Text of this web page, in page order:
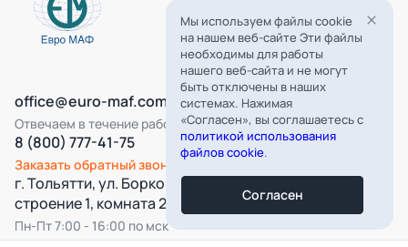
Все категории
office@euro-maf.com
Отвечаем в течение рабочего дня
8 (800) 777-41-75
Заказать обратный звонок
г. Тольятти, ул. Борковская, д. 16,
строение 1, комната 22
Пн-Пт 7:00 - 16:00 по мск
Мы используем файлы cookie
на нашем веб-сайте Эти файлы
необходимы для работы
нашего веб-сайта и не могут
быть отключены в наших
системах. Нажимая
«Согласен», вы соглашаетесь с
политикой использования
файлов cookie.
Согласен